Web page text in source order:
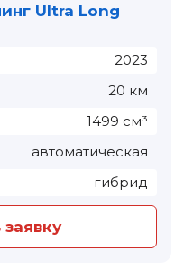
Ultra Long
2023
20 км
1499 см³
автоматическая
гибрид